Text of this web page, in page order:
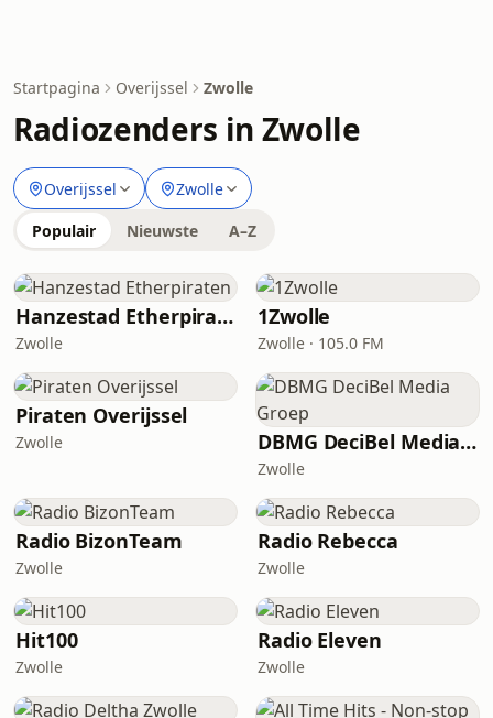
Startpagina Overijssel Zwolle
Radiozenders in Zwolle
Overijssel Zwolle
Populair Nieuwste A–Z
Hanzestad Etherpiraten
Zwolle
1Zwolle
Zwolle · 105.0 FM
Piraten Overijssel
Zwolle DBMG DeciBel Media Groep
Zwolle
Radio BizonTeam
Zwolle
Radio Rebecca
Zwolle
Hit100
Zwolle
Radio Eleven
Zwolle